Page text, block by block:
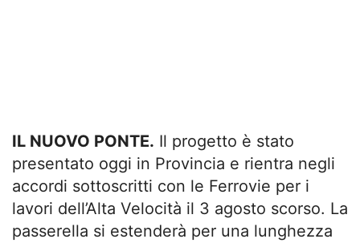
IL NUOVO PONTE. Il progetto è stato
presentato oggi in Provincia e rientra negli
accordi sottoscritti con le Ferrovie per i
lavori dell’Alta Velocità il 3 agosto scorso. La
passerella si estenderà per una lunghezza